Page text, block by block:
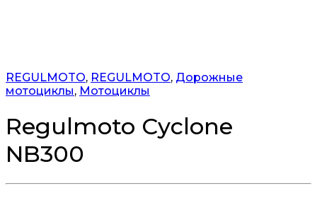
REGULMOTO, REGULMOTO, Дорожные
мотоциклы, Мотоциклы
Regulmoto Cyclone
NB300